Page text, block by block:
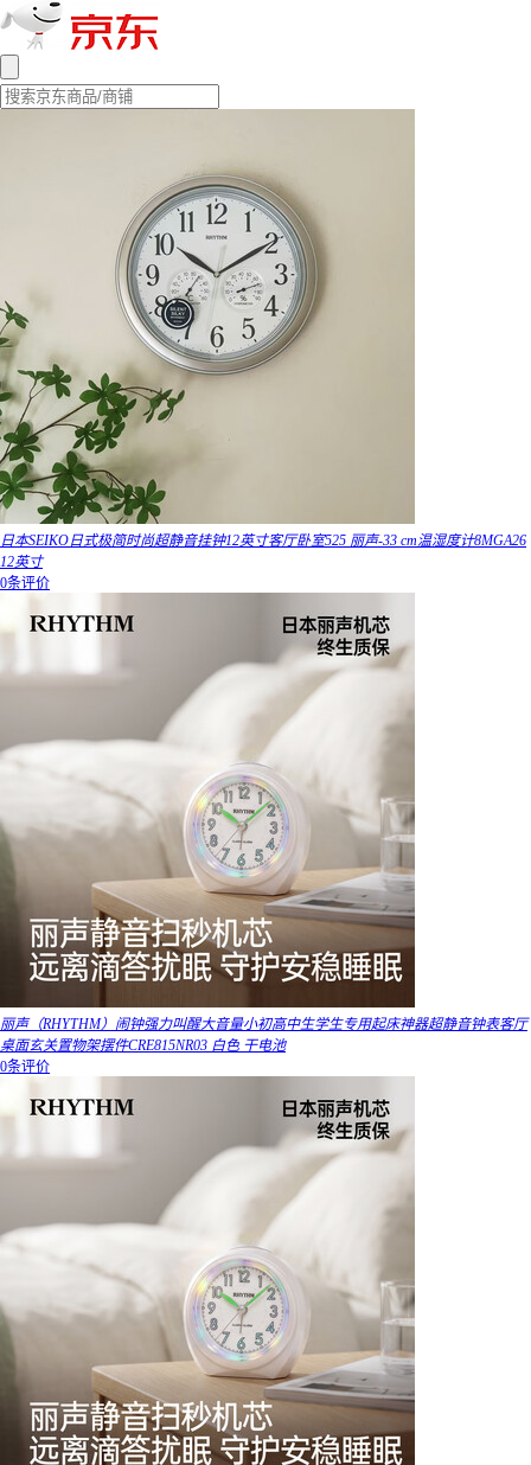
日本SEIKO日式极简时尚超静音挂钟12英寸客厅卧室525 丽声-33 cm温湿度计8MGA26
12英寸
0条评价
丽声（RHYTHM）闹钟强力叫醒大音量小初高中生学生专用起床神器超静音钟表客厅
桌面玄关置物架摆件CRE815NR03 白色 干电池
0条评价